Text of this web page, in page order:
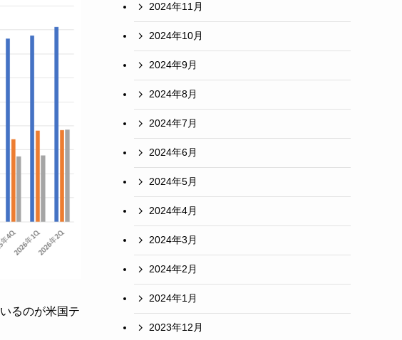
るのが米国テ
2024年11月
2024年10月
2024年9月
2024年8月
2024年7月
2024年6月
2024年5月
2024年4月
2024年3月
2024年2月
2024年1月
2023年12月